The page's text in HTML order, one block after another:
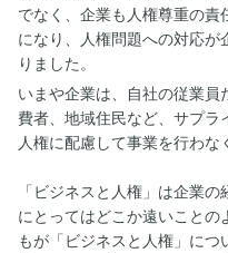
でなく、企業も人権尊重の責
になり、人権問題への対応が
りました。
いまや企業は、自社の従業員
費者、地域住民など、サプ
人権に配慮して事業を行わな
「ビジネスと人権」は企業
にとってはどこか遠いこと
もが「ビジネスと人権」につ